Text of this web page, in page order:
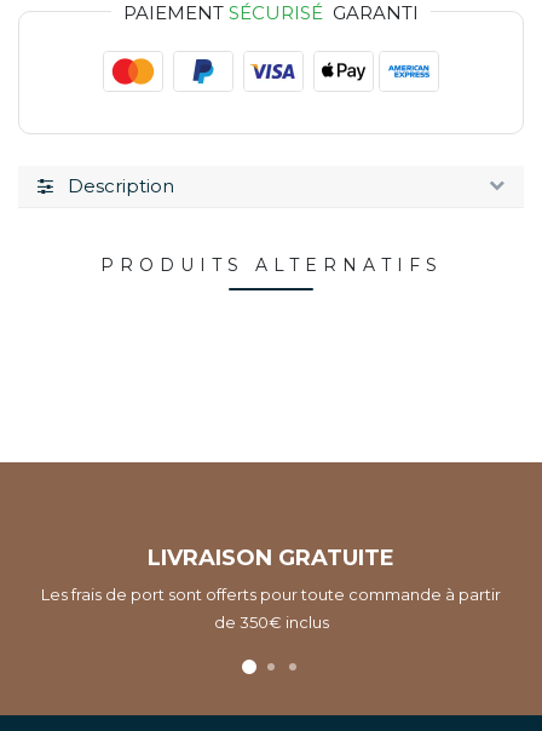
PAIEMENT SÉCURISÉ GARANTI
Description
PRODUITS ALTERNATIFS
LIVRAISON GRATUITE
Les frais de port sont offerts pour toute commande à partir
de 350€ inclus